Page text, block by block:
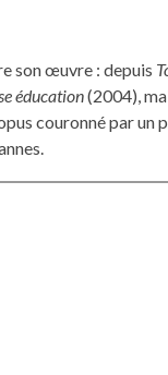
son œuvre : depuis
éducation(2004),
couronné par un